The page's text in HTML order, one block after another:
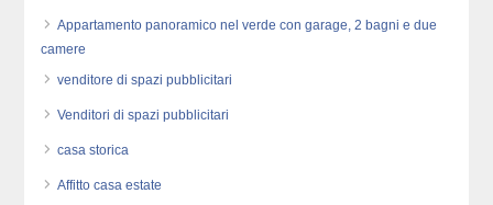
Appartamento panoramico nel verde con garage, 2 bagni e due
camere
venditore di spazi pubblicitari
Venditori di spazi pubblicitari
casa storica
Affitto casa estate